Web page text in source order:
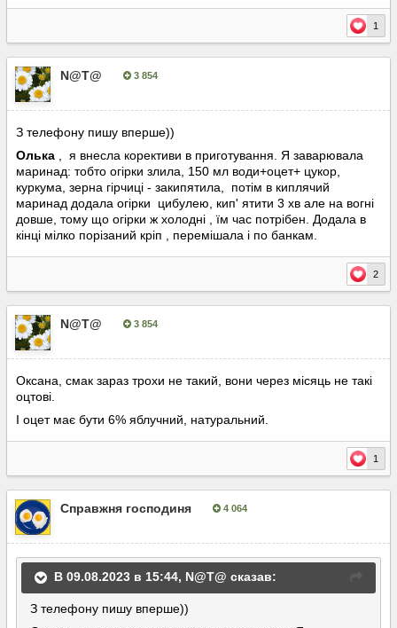
1
N@T@ 3 854
З телефону пишу вперше))
Олька
, я внесла корективи в приготування. Я заварювала
маринад: тобто огірки злила, 150 мл води+оцет+ цукор,
куркума, зерна гірчиці - закипятила, потім в киплячий
маринад додала огірки цибулею, кип' ятити 3 хв але на вогні
довше, тому що огірки ж холодні , їм час потрібен. Додала в
кінці мілко порізаний кріп , перемішала і по банкам.
2
N@T@ 3 854
Оксана, смак зараз трохи не такий, вони через місяць не такі
оцтові.
І оцет має бути 6% яблучний, натуральний.
1
Справжня господиня 4 064
В 09.08.2023 в 15:44, N@T@ сказав:
З телефону пишу вперше))